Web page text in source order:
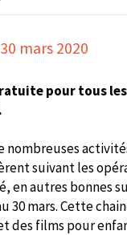
mars 2020
pour tous
suivant les
en autres bonnes
mars. Cette
des films pour